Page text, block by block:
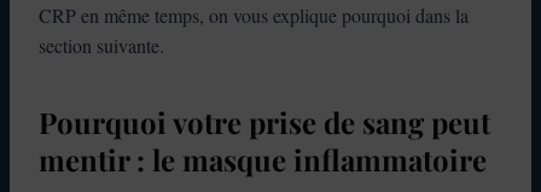
CRP en même temps, on vous explique pourquoi dans la
section suivante.
Pourquoi votre prise de sang peut
mentir : le masque inflammatoire